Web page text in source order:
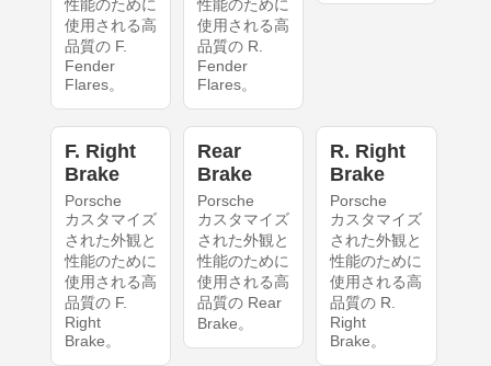
性能のために
使用される高
品質の F.
Fender
Flares。
性能のために
使用される高
品質の R.
Fender
Flares。
F. Right
Brake
Porsche
カスタマイズ
された外観と
性能のために
使用される高
品質の F.
Right
Brake。
Rear
Brake
Porsche
カスタマイズ
された外観と
性能のために
使用される高
品質の Rear
Brake。
R. Right
Brake
Porsche
カスタマイズ
された外観と
性能のために
使用される高
品質の R.
Right
Brake。